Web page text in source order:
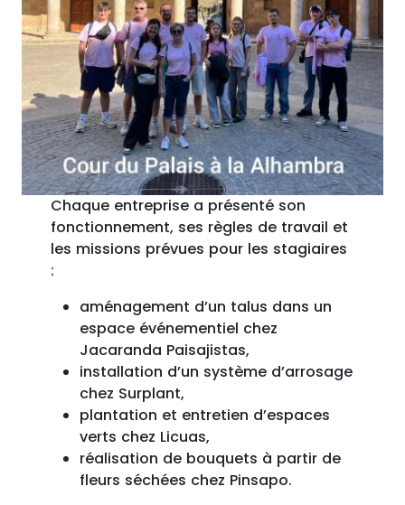
Chaque entreprise a présenté son
fonctionnement, ses règles de travail et
les missions prévues pour les stagiaires
:
aménagement d’un talus dans un
espace événementiel chez
Jacaranda Paisajistas,
installation d’un système d’arrosage
chez Surplant,
plantation et entretien d’espaces
verts chez Licuas,
réalisation de bouquets à partir de
fleurs séchées chez Pinsapo.